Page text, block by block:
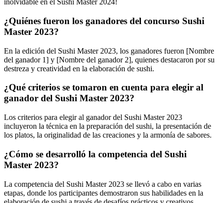
inolvidable en el Sushi Master 2024!
¿Quiénes fueron los ganadores del concurso Sushi
Master 2023?
En la edición del Sushi Master 2023, los ganadores fueron [Nombre
del ganador 1] y [Nombre del ganador 2], quienes destacaron por su
destreza y creatividad en la elaboración de sushi.
¿Qué criterios se tomaron en cuenta para elegir al
ganador del Sushi Master 2023?
Los criterios para elegir al ganador del Sushi Master 2023
incluyeron la técnica en la preparación del sushi, la presentación de
los platos, la originalidad de las creaciones y la armonía de sabores.
¿Cómo se desarrolló la competencia del Sushi
Master 2023?
La competencia del Sushi Master 2023 se llevó a cabo en varias
etapas, donde los participantes demostraron sus habilidades en la